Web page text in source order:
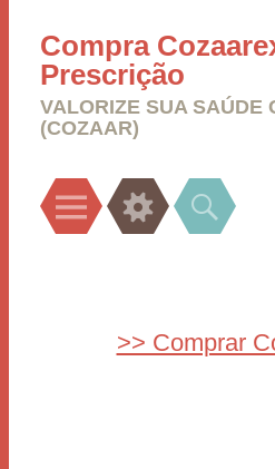
Compra
Prescrição
VALORIZE SUA SAÚDE
(COZAAR)
Menu Widgets Search
>> Comprar